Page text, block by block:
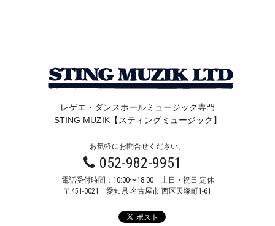
レゲエ・ダンスホールミュージック専門
STING MUZIK【スティングミュージック】
お気軽にお問合せください。
052-982-9951
電話受付時間：10:00〜18:00 土日・祝日 定休
〒451-0021 愛知県 名古屋市 西区天塚町1-61